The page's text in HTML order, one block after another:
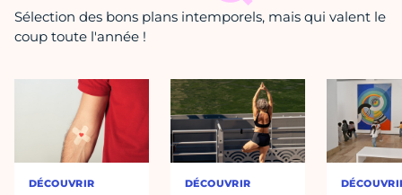
Sélection des bons plans intemporels, mais qui valent le
coup toute l'année !
DÉCOUVRIR DÉCOUVRIR